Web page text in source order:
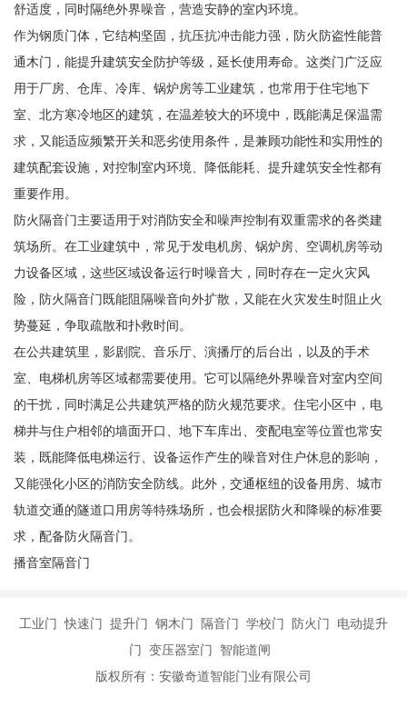
舒适度，同时隔绝外界噪音，营造安静的室内环境。
作为钢质门体，它结构坚固，抗压抗冲击能力强，防火防盗性能普
通木门，能提升建筑安全防护等级，延长使用寿命。这类门广泛应
用于厂房、仓库、冷库、锅炉房等工业建筑，也常用于住宅地下
室、北方寒冷地区的建筑，在温差较大的环境中，既能满足保温需
求，又能适应频繁开关和恶劣使用条件，是兼顾功能性和实用性的
建筑配套设施，对控制室内环境、降低能耗、提升建筑安全性都有
重要作用。
防火隔音门主要适用于对消防安全和噪声控制有双重需求的各类建
筑场所。在工业建筑中，常见于发电机房、锅炉房、空调机房等动
力设备区域，这些区域设备运行时噪音大，同时存在一定火灾风
险，防火隔音门既能阻隔噪音向外扩散，又能在火灾发生时阻止火
势蔓延，争取疏散和扑救时间。
在公共建筑里，影剧院、音乐厅、演播厅的后台出，以及的手术
室、电梯机房等区域都需要使用。它可以隔绝外界噪音对室内空间
的干扰，同时满足公共建筑严格的防火规范要求。住宅小区中，电
梯井与住户相邻的墙面开口、地下车库出、变配电室等位置也常安
装，既能降低电梯运行、设备运作产生的噪音对住户休息的影响，
又能强化小区的消防安全防线。此外，交通枢纽的设备用房、城市
轨道交通的隧道口用房等特殊场所，也会根据防火和降噪的标准要
求，配备防火隔音门。
播音室隔音门
工业门 快速门 提升门 钢木门 隔音门 学校门 防火门 电动提升
门 变压器室门 智能道闸
版权所有：安徽奇道智能门业有限公司